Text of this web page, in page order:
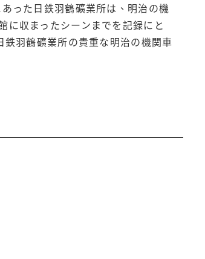
った日鉄羽鶴礦業所は、明治の機
に収まったシーンまでを記録にと
羽鶴礦業所の貴重な明治の機関車